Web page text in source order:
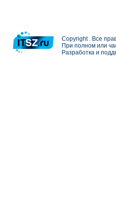
Copyright . Все
При полном или
Разработка и